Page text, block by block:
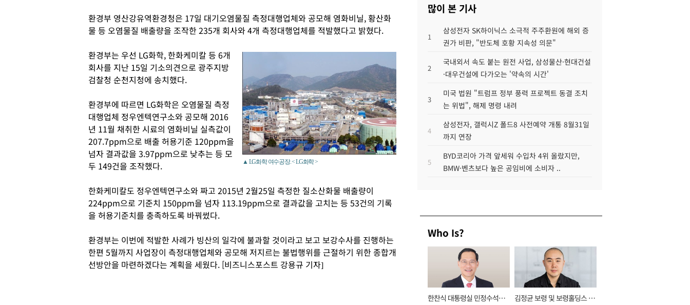
환경부 영산강유역환경청은 17일 대기오염물질 측정대행업체와 공모해 염화비닐, 황산화
물 등 오염물질 배출량을 조작한 235개 회사와 4개 측정대행업체를 적발했다고 밝혔다.
▲ LG화학 여수공장. < LG화학 >
환경부는 우선 LG화학, 한화케미칼 등 6개
회사를 지난 15일 기소의견으로 광주지방
검찰청 순천지청에 송치했다.
환경부에 따르면 LG화학은 오염물질 측정
대행업체 정우엔텍연구소와 공모해 2016
년 11월 채취한 시료의 염화비닐 실측값이
207.7ppm으로 배출 허용기준 120ppm을
넘자 결과값을 3.97ppm으로 낮추는 등 모
두 149건을 조작했다.
한화케미칼도 정우엔텍연구소와 짜고 2015년 2월25일 측정한 질소산화물 배출량이
224ppm으로 기준치 150ppm을 넘자 113.19ppm으로 결과값을 고치는 등 53건의 기록
을 허용기준치를 충족하도록 바꿔썼다.
환경부는 이번에 적발한 사례가 빙산의 일각에 불과할 것이라고 보고 보강수사를 진행하는
한편 5월까지 사업장이 측정대행업체와 공모해 저지르는 불법행위를 근절하기 위한 종합개
선방안을 마련하겠다는 계획을 세웠다. [비즈니스포스트 강용규 기자]
많이 본 기사
1
삼성전자 SK하이닉스 소극적 주주환원에 해외 증
권가 비판, "반도체 호황 지속성 의문"
2
국내외서 속도 붙는 원전 사업, 삼성물산·현대건설
·대우건설에 다가오는 '약속의 시간'
3
미국 법원 "트럼프 정부 풍력 프로젝트 동결 조치
는 위법", 해제 명령 내려
4
삼성전자, 갤럭시Z 폴드8 사전예약 개통 8월31일
까지 연장
5
BYD코리아 가격 앞세워 수입차 4위 올랐지만,
BMW·벤츠보다 높은 공임비에 소비자 ..
Who Is?
한찬식 대통령실 민정수석비
김정균 보령 및 보령홀딩스 대